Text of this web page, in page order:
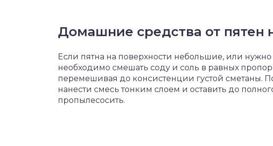
Домашние средства от пятен
Если пятна на поверхности небольшие, или нужно
необходимо смешать соду и соль в равных
перемешивая до консистенции густой сметаны.
нанести смесь тонким слоем и оставить до
пропылесосить.